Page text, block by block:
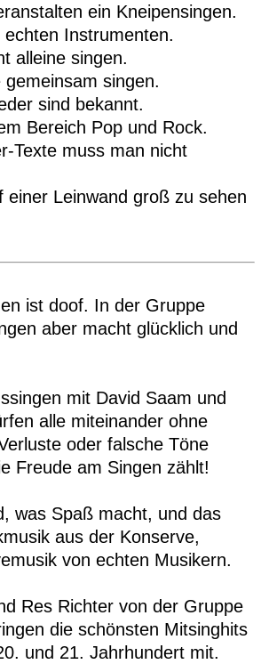
ein Kneipensingen.
echten Instrumenten.
alleine singen.
gemeinsam singen.
sind bekannt.
Bereich Pop und Rock.
Texte muss man nicht
einer Leinwand groß zu sehen
ist doof. In der Gruppe
aber macht glücklich und
mit David Saam und
alle miteinander ohne
oder falsche Töne
Freude am Singen zählt!
was Spaß macht, und das
aus der Konserve,
von echten Musikern.
Res Richter von der Gruppe
die schönsten Mitsinghits
und 21. Jahrhundert mit.